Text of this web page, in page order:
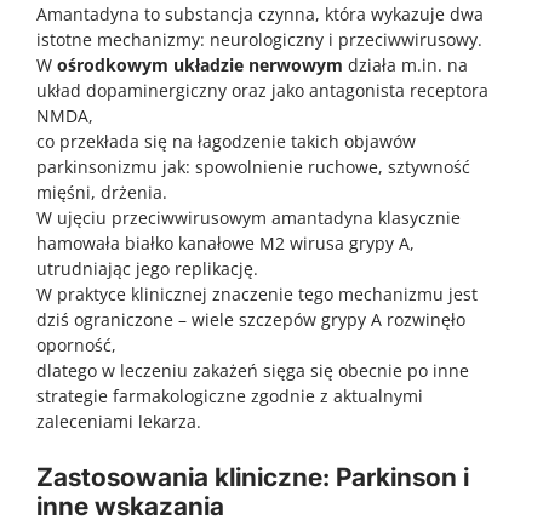
Amantadyna to substancja czynna, która wykazuje dwa
istotne mechanizmy: neurologiczny i przeciwwirusowy.
W ośrodkowym układzie nerwowym działa m.in. na
układ dopaminergiczny oraz jako antagonista receptora
NMDA,
co przekłada się na łagodzenie takich objawów
parkinsonizmu jak: spowolnienie ruchowe, sztywność
mięśni, drżenia.
W ujęciu przeciwwirusowym amantadyna klasycznie
hamowała białko kanałowe M2 wirusa grypy A,
utrudniając jego replikację.
W praktyce klinicznej znaczenie tego mechanizmu jest
dziś ograniczone – wiele szczepów grypy A rozwinęło
oporność,
dlatego w leczeniu zakażeń sięga się obecnie po inne
strategie farmakologiczne zgodnie z aktualnymi
zaleceniami lekarza.
Zastosowania kliniczne: Parkinson i
inne wskazania